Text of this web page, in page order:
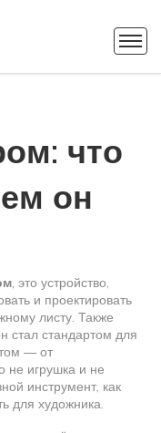
что
он
, это устройство,
и проектировать
листу. Также
стал стандартом для
— от
не игрушка и не
инструмент, как
для художника.